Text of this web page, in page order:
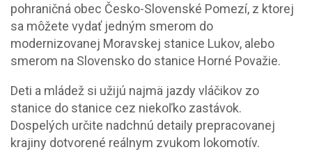
pohraničná obec Česko-Slovenské Pomezí, z ktorej
sa môžete vydať jedným smerom do
modernizovanej Moravskej stanice Lukov, alebo
smerom na Slovensko do stanice Horné Považie.
Deti a mládež si užijú najmä jazdy vláčikov zo
stanice do stanice cez niekoľko zastávok.
Dospelých určite nadchnú detaily prepracovanej
krajiny dotvorené reálnym zvukom lokomotív.